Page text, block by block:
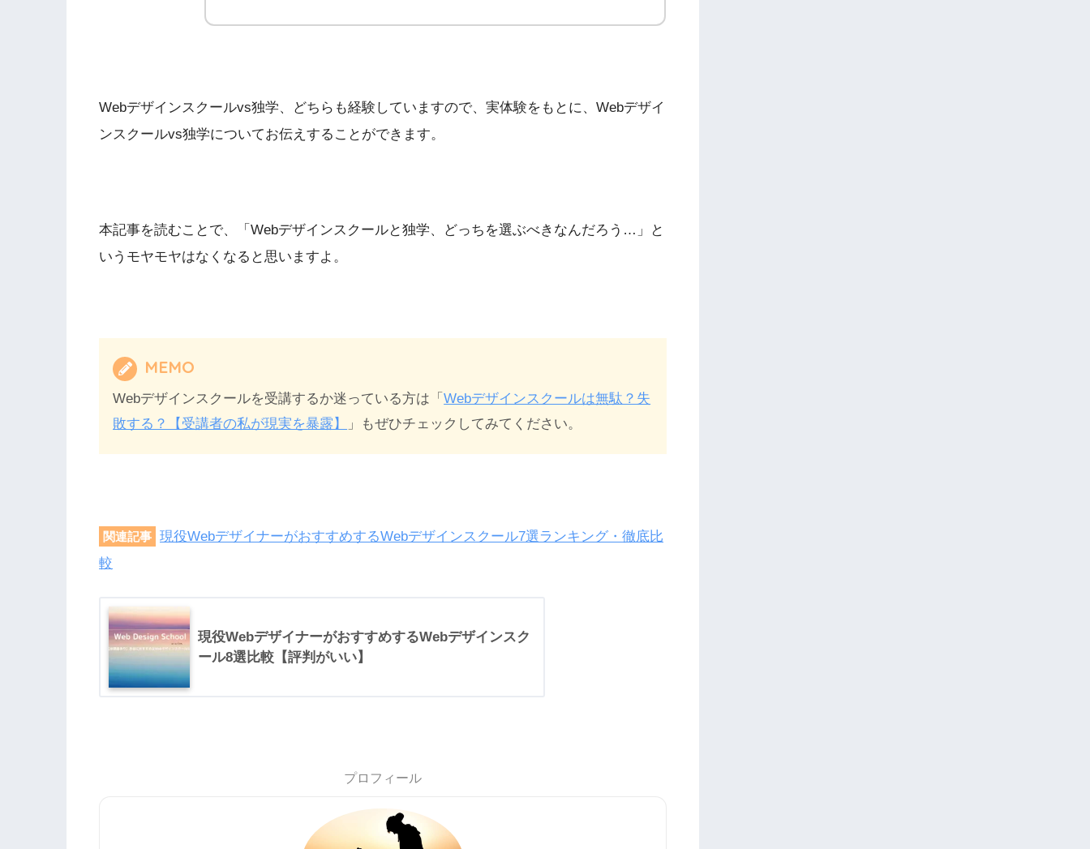
Webデザインスクールvs独学、どちらも経験していますので、実体験をもとに、Webデザイ
ンスクールvs独学についてお伝えすることができます。
本記事を読むことで、「Webデザインスクールと独学、どっちを選ぶべきなんだろう…」と
いうモヤモヤはなくなると思いますよ。
MEMO
Webデザインスクールを受講するか迷っている方は「Webデザインスクールは無駄？失
敗する？【受講者の私が現実を暴露】
」もぜひチェックしてみてください。
関連記事 現役WebデザイナーがおすすめするWebデザインスクール7選ランキング・徹底比
較
現役WebデザイナーがおすすめするWebデザインスク
ール8選比較【評判がいい】
プロフィール